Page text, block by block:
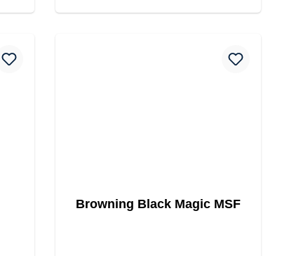
Browning Black Magic MSF